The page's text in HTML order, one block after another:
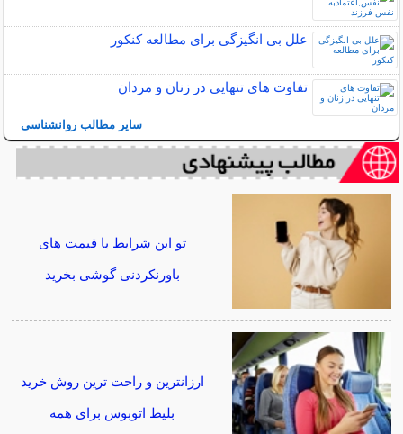
علل بی انگیزگی برای مطالعه کنکور
تفاوت های تنهایی در زنان و مردان
سایر مطالب روانشناسی
تو این شرایط با قیمت های
باورنکردنی گوشی بخرید
ارزانترین و راحت ترین روش خرید
بلیط اتوبوس برای همه